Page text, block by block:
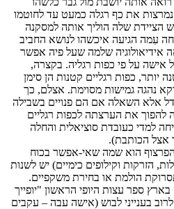
את כף רגלה כמעט עד לחוטמו
הציידת שלה הוליך אותה למסקנה
עִמה הגיעה איכשהו לנושא החביב
אידיאולוגיה שלמה שעל פיה אפשר
אישה על פי כפות רגליה. בקצרה,
יותר, כפות רגליים קטנות הן סימן
נהגה גמישות מסוימת. אצלם, כך
אלא השאלה אם הם פנויים בשבילה
להפוך את הערצתה לכפות רגליים
למדי כעובדת סוציאלית והחלה
אצל הכותבת).
הפרצוף הוא שמה שאי-אפשר בכוח
הזרקות וקילופים כימיים) יש לשנות
הולמת או בחירת משקפיים.
ספר עצות היופי הראשון "יופייך
לרוב בענייני לבוש (אישה עבה – עקבים